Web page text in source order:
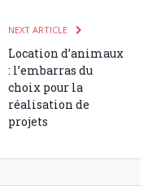
NEXT ARTICLE
Location d’animaux
: l’embarras du
choix pour la
réalisation de
projets